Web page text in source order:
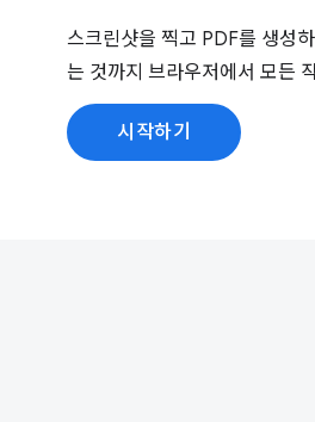
스크린샷을 찍고 PDF를 생성
는 것까지 브라우저에서 모든
시작하기